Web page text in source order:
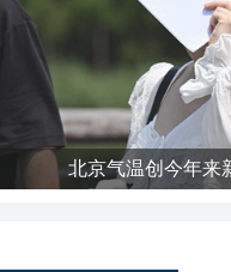
北京气温创今年来